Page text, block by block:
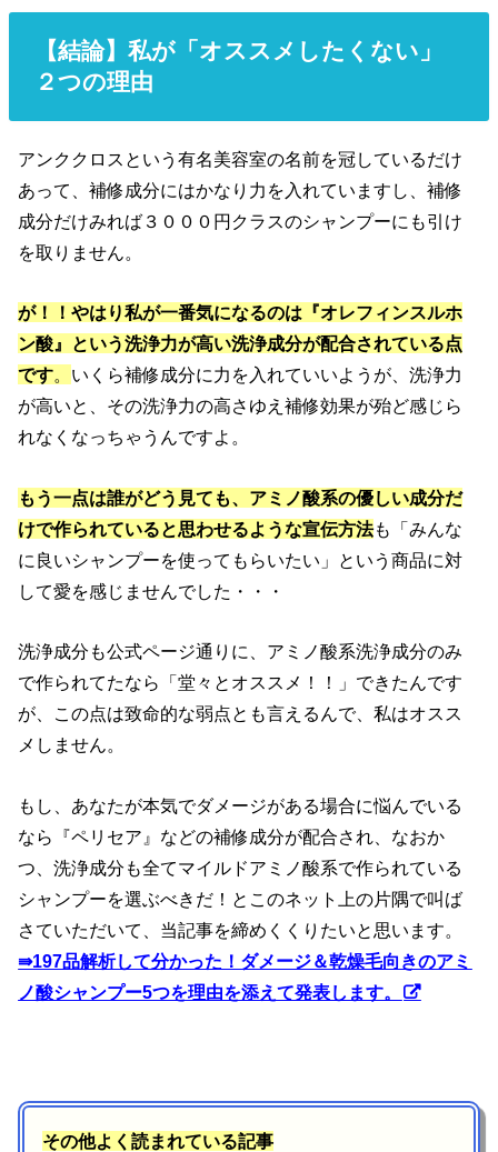
【結論】私が「オススメしたくない」
２つの理由
アンククロスという有名美容室の名前を冠しているだけ
あって、補修成分にはかなり力を入れていますし、補修
成分だけみれば３０００円クラスのシャンプーにも引け
を取りません。
が！！やはり私が一番気になるのは『オレフィンスルホ
ン酸』という洗浄力が高い洗浄成分が配合されている点
です。 いくら補修成分に力を入れていいようが、洗浄力
が高いと、その洗浄力の高さゆえ補修効果が殆ど感じら
れなくなっちゃうんですよ。
もう一点は誰がどう見ても、アミノ酸系の優しい成分だ
けで作られていると思わせるような宣伝方法も「みんな
に良いシャンプーを使ってもらいたい」という商品に対
して愛を感じませんでした・・・
洗浄成分も公式ページ通りに、アミノ酸系洗浄成分のみ
で作られてたなら「堂々とオススメ！！」できたんです
が、この点は致命的な弱点とも言えるんで、私はオスス
メしません。
もし、あなたが本気でダメージがある場合に悩んでいる
なら『ペリセア』などの補修成分が配合され、なおか
つ、洗浄成分も全てマイルドアミノ酸系で作られている
シャンプーを選ぶべきだ！とこのネット上の片隅で叫ば
さていただいて、当記事を締めくくりたいと思います。
⇛197品解析して分かった！ダメージ＆乾燥毛向きのアミ
ノ酸シャンプー5つを理由を添えて発表します。
その他よく読まれている記事